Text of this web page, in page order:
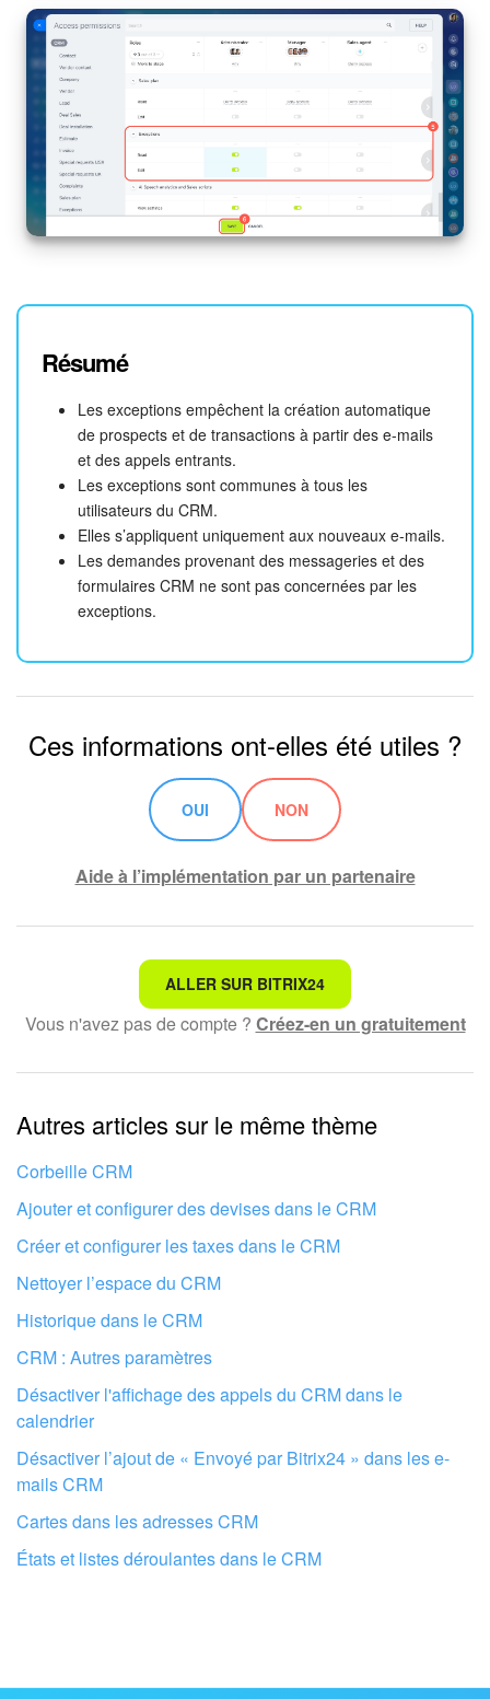
Résumé
Les exceptions empêchent la création automatique
de prospects et de transactions à partir des e-mails
et des appels entrants.
Les exceptions sont communes à tous les
utilisateurs du CRM.
Elles s’appliquent uniquement aux nouveaux e-mails.
Les demandes provenant des messageries et des
formulaires CRM ne sont pas concernées par les
exceptions.
Ces informations ont-elles été utiles ?
OUI NON
Aide à l’implémentation par un partenaire
Ce n'est pas ce que je recherche
Texte compliqué et incompréhensible
Les informations sont obsolètes
Trop court, j'ai besoin de plus d'informations
Je n'aime pas comment cet outil fonctionne
Faites configurer votre compte Bitrix24
par des professionnels locaux
ALLER SUR BITRIX24
Vous n'avez pas de compte ? Créez-en un gratuitement
Autres articles sur le même thème
Corbeille CRM
Ajouter et configurer des devises dans le CRM
Créer et configurer les taxes dans le CRM
Nettoyer l’espace du CRM
Historique dans le CRM
CRM : Autres paramètres
Désactiver l'affichage des appels du CRM dans le
calendrier
Désactiver l’ajout de « Envoyé par Bitrix24 » dans les e-
mails CRM
Cartes dans les adresses CRM
États et listes déroulantes dans le CRM